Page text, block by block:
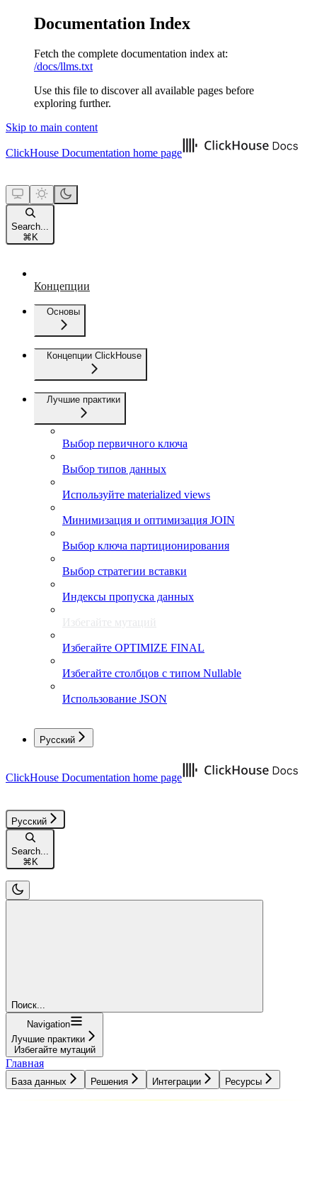
Documentation Index
Fetch the complete documentation index at:
/docs/llms.txt
Use this file to discover all available pages before
exploring further.
Skip to main content
ClickHouse Documentation home page
Search...
⌘ K
Концепции
Основы
Концепции ClickHouse
Лучшие практики
Выбор первичного ключа
Выбор типов данных
Используйте materialized views
Минимизация и оптимизация JOIN
Выбор ключа партиционирования
Выбор стратегии вставки
Индексы пропуска данных
Избегайте мутаций
Избегайте OPTIMIZE FINAL
Избегайте столбцов с типом Nullable
Использование JSON
Русский
ClickHouse Documentation home page
Русский
Search...
⌘ K
Поиск...
Navigation
Лучшие практики
Избегайте мутаций
Главная
База данных Решения Интеграции Ресурсы